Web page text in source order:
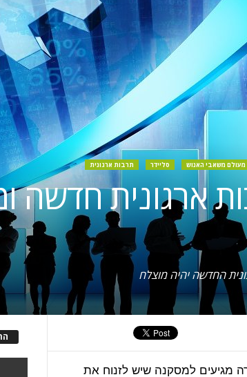
מעולם משאבי האנוש סליידר תרבות ארגונית
ארגונית חדשה
החדשה יהיה מוצלח
מגיעים למסקנה שיש לזנוח את